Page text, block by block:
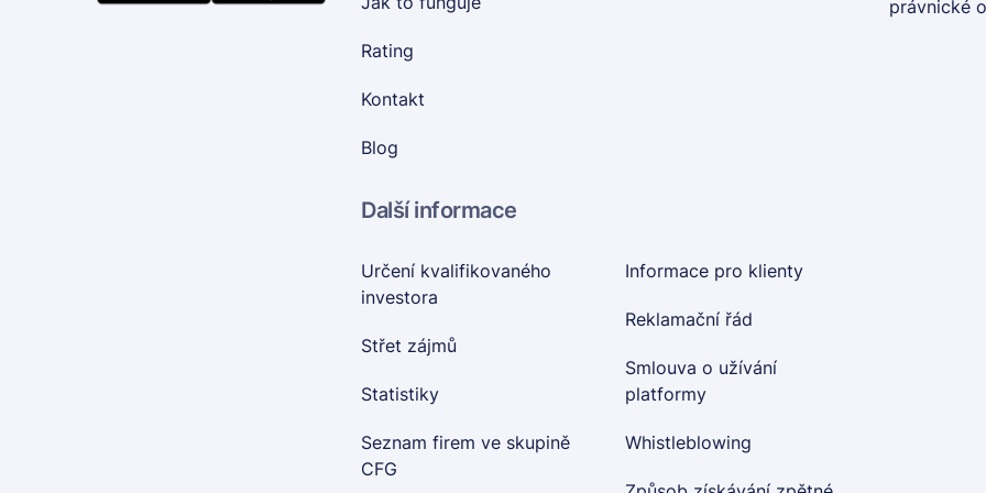
Rating
Kontakt
Blog
právnické
Další informace
Určení kvalifikovaného
investora
Střet zájmů
Statistiky
Seznam firem ve skupině
CFG
Informace pro klienty
Reklamační řád
Smlouva o užívání
platformy
Whistleblowing